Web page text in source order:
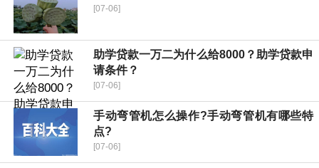
[07-06]
助学贷款一万二为什么给8000？助学贷款申
请条件？
[07-06]
手动弯管机怎么操作?手动弯管机有哪些特
点?
[07-06]